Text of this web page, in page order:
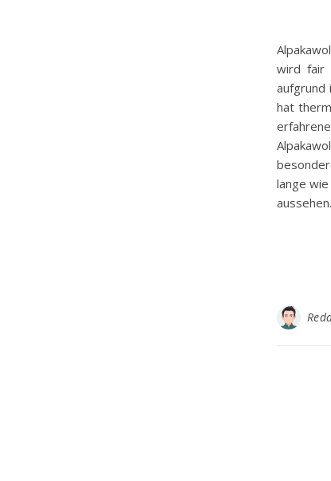
wird fair
aufgrund
hat
lange